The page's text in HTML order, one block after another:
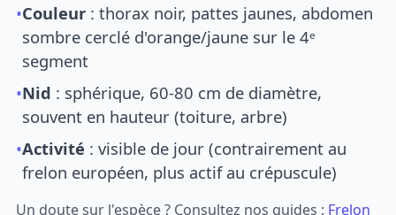
•Couleur : thorax noir, pattes jaunes, abdomen
sombre cerclé d'orange/jaune sur le 4ᵉ
segment
•Nid : sphérique, 60-80 cm de diamètre,
souvent en hauteur (toiture, arbre)
•Activité : visible de jour (contrairement au
frelon européen, plus actif au crépuscule)
Un doute sur l'espèce ? Consultez nos guides : Frelon